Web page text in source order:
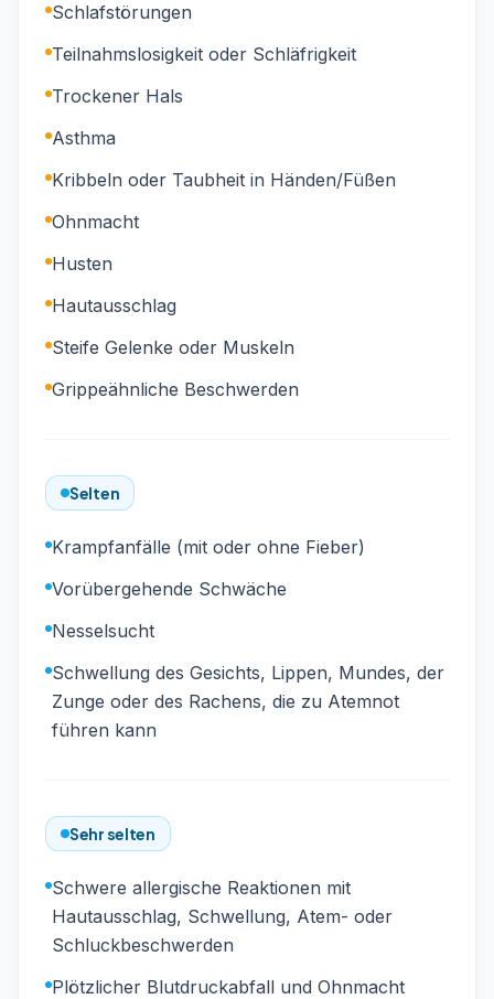
Schlafstörungen
Teilnahmslosigkeit oder Schläfrigkeit
Trockener Hals
Asthma
Kribbeln oder Taubheit in Händen/Füßen
Ohnmacht
Husten
Hautausschlag
Steife Gelenke oder Muskeln
Grippeähnliche Beschwerden
Selten
Krampfanfälle (mit oder ohne Fieber)
Vorübergehende Schwäche
Nesselsucht
Schwellung des Gesichts, Lippen, Mundes, der
Zunge oder des Rachens, die zu Atemnot
führen kann
Sehr selten
Schwere allergische Reaktionen mit
Hautausschlag, Schwellung, Atem- oder
Schluckbeschwerden
Plötzlicher Blutdruckabfall und Ohnmacht